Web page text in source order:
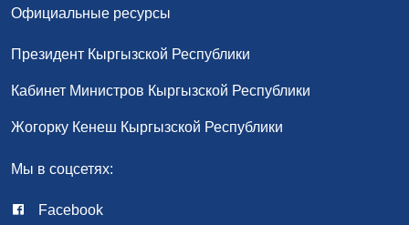
Официальные ресурсы
Президент Кыргызской Республики
Кабинет Министров Кыргызской Республики
Жогорку Кенеш Кыргызской Республики
Мы в соцсетях:
Facebook